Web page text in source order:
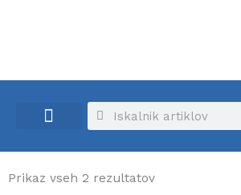
Search
Search
Prikaz vseh 2 rezultatov